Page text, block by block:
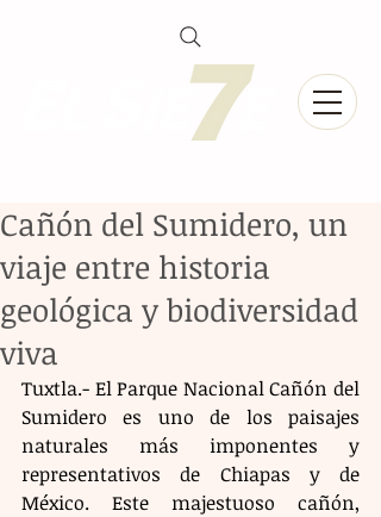
Cañón del Sumidero, un
viaje entre historia
geológica y biodiversidad
viva
Tuxtla.- El Parque Nacional Cañón del
Sumidero es uno de los paisajes
naturales más imponentes y
representativos de Chiapas y de
México. Este majestuoso cañón,